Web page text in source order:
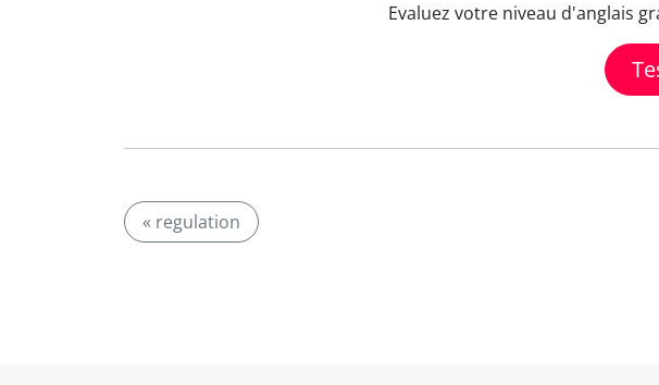
Evaluez votre niveau d'anglais
« regulation